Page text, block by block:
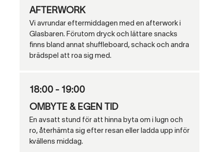
AFTERWORK
Vi avrundar eftermiddagen med en afterwork i
Glasbaren. Förutom dryck och lättare snacks
finns bland annat shuffleboard, schack och andra
brädspel att roa sig med.
18:00 - 19:00
OMBYTE & EGEN TID
En avsatt stund för att hinna byta om i lugn och
ro, återhämta sig efter resan eller ladda upp inför
kvällens middag.